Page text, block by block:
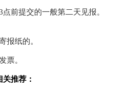
前提交的一般第二天见报。
报纸的。
票。
推荐：